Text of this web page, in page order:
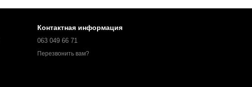
Контактная информация
063 049 66 71
Перезвонить вам?